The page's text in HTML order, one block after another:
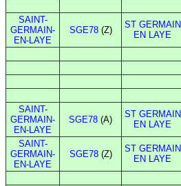
SAINT-
GERMAIN-
EN-LAYE
SGE78(Z)
ST GERMAIN
EN LAYE
SAINT-
GERMAIN-
EN-LAYE
SGE78 (A)
ST GERMAIN
EN LAYE
SAINT-
GERMAIN-
EN-LAYE
SGE78(Z)
ST GERMAIN
EN LAYE